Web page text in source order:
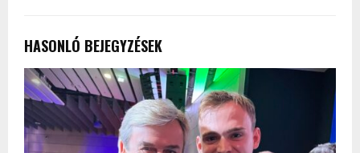
HASONLÓ BEJEGYZÉSEK